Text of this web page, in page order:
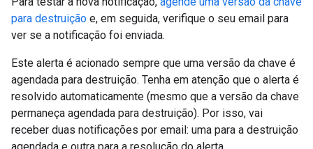
para destruição e, em seguida, verifique o seu email para
ver se a notificação foi enviada.
Este alerta é acionado sempre que uma versão da chave é
agendada para destruição. Tenha em atenção que o alerta é
resolvido automaticamente (mesmo que a versão da chave
permaneça agendada para destruição). Por isso, vai
receber duas notificações por email: uma para a destruição